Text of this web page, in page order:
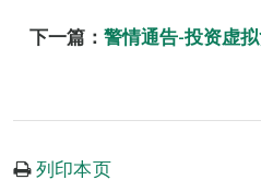
下一篇： 警情通告-投资虚
列印本页